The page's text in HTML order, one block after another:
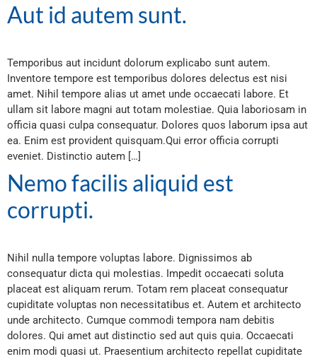
Aut id autem sunt.
Temporibus aut incidunt dolorum explicabo sunt autem.
Inventore tempore est temporibus dolores delectus est nisi
amet. Nihil tempore alias ut amet unde occaecati labore. Et
ullam sit labore magni aut totam molestiae. Quia laboriosam in
officia quasi culpa consequatur. Dolores quos laborum ipsa aut
ea. Enim est provident quisquam.Qui error officia corrupti
eveniet. Distinctio autem […]
Nemo facilis aliquid est
corrupti.
Nihil nulla tempore voluptas labore. Dignissimos ab
consequatur dicta qui molestias. Impedit occaecati soluta
placeat est aliquam rerum. Totam rem placeat consequatur
cupiditate voluptas non necessitatibus et. Autem et architecto
unde architecto. Cumque commodi tempora nam debitis
dolores. Qui amet aut distinctio sed aut quis quia. Occaecati
enim modi quasi ut. Praesentium architecto repellat cupiditate